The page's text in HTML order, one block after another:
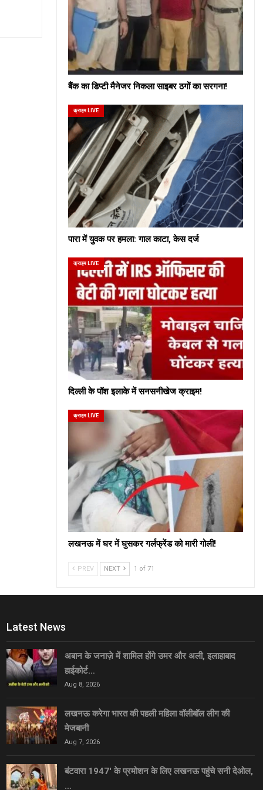
बैंक का डिप्टी मैनेजर निकला साइबर ठगों का सरगना!
क्राइम LIVE
पारा में युवक पर हमला: गाल काटा, केस दर्ज
क्राइम LIVE
दिल्ली के पॉश इलाके में सनसनीखेज क्राइम!
क्राइम LIVE
लखनऊ में घर में घुसकर गर्लफ्रेंड को मारी गोली!
PREV NEXT 1 of 71
Latest News
अबान के जनाज़े में शामिल होंगे उमर और अली, इलाहाबाद
हाईकोर्ट…
Aug 8, 2026
लखनऊ करेगा भारत की पहली महिला वॉलीबॉल लीग की
मेजबानी
Aug 7, 2026
बंटवारा 1947′ के प्रमोशन के लिए लखनऊ पहुंचे सनी देओल,
…